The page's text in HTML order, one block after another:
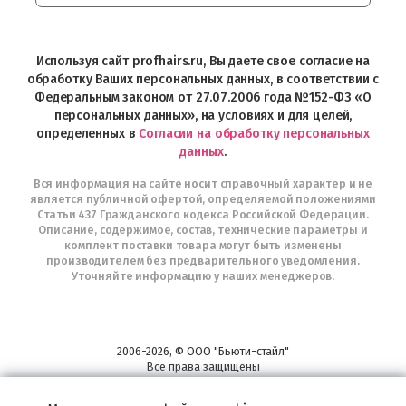
Интернет-
Telegram
Используя сайт profhairs.ru, Вы даете свое согласие на
обработку Ваших персональных данных, в соответствии с
Федеральным законом от 27.07.2006 года №152-ФЗ «О
персональных данных», на условиях и для целей,
определенных в Согласии на обработку персональных
данных.
Вся информация на сайте носит справочный характер и не
является публичной офертой, определяемой положениями
Статьи 437 Гражданского кодекса Российской Федерации.
Описание, содержимое, состав, технические параметры и
комплект поставки товара могут быть изменены
производителем без предварительного уведомления.
Уточняйте информацию у наших менеджеров.
2006-2026, © ООО "Бьюти-стайл"
Все права защищены